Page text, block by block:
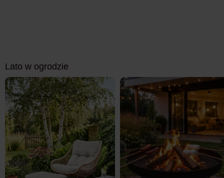
Lato w ogrodzie